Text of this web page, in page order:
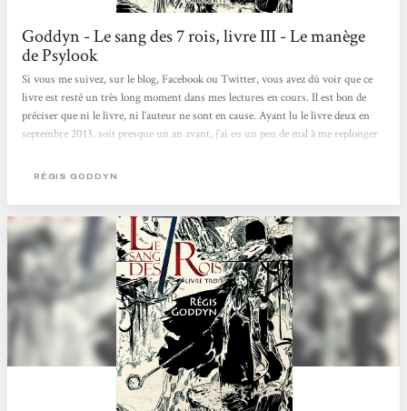
Goddyn - Le sang des 7 rois, livre III - Le manège
de Psylook
Si vous me suivez, sur le blog, Facebook ou Twitter, vous avez dû voir que ce
livre est resté un très long moment dans mes lectures en cours. Il est bon de
préciser que ni le livre, ni l’auteur ne sont en cause. Ayant lu le livre deux en
septembre 2013, soit presque un an avant, j’ai eu un peu de mal à me replonger
a bien aidé à me repérer, il n’y avait malheureusement pas assez de détails pour
dense, pratiquement...
RÉGIS GODDYN